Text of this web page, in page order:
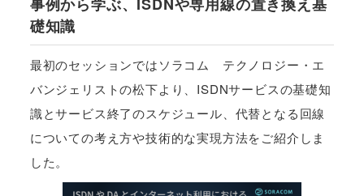
礎知識
最初のセッションではソラコム テクノロジー・エ
バンジェリストの松下より、ISDNサービスの基礎知
識とサービス終了のスケジュール、代替となる回線
についての考え方や技術的な実現方法をご紹介しま
した。